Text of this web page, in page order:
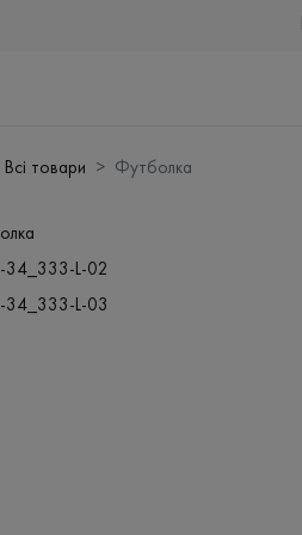
Всі товари Футболка